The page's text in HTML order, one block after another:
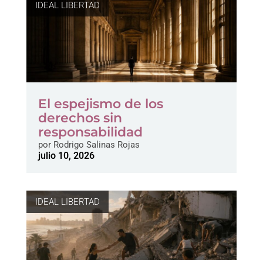
IDEAL LIBERTAD
El espejismo de los
derechos sin
responsabilidad
porRodrigo Salinas Rojas
julio 10, 2026
IDEAL LIBERTAD